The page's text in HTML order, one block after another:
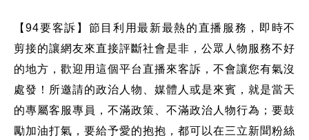
【94要客訴】節目利用最新最熱的直播服務，即時不
剪接的讓網友來直接評斷社會是非，公眾人物服務不好
的地方，歡迎用這個平台直播來客訴，不會讓您有氣沒
處發！所邀請的政治人物、媒體人或是來賓，就是當天
的專屬客服專員，不滿政策、不滿政治人物行為；要鼓
勵加油打氣，要給予愛的抱抱，都可以在三立新聞粉絲